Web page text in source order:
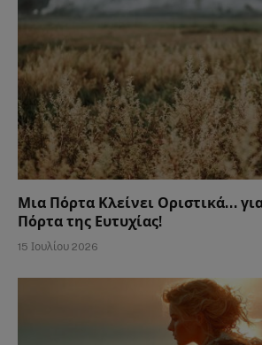
Μια Πόρτα Κλείνει Οριστικά…
Πόρτα της Ευτυχίας!
15 Ιουλίου 2026